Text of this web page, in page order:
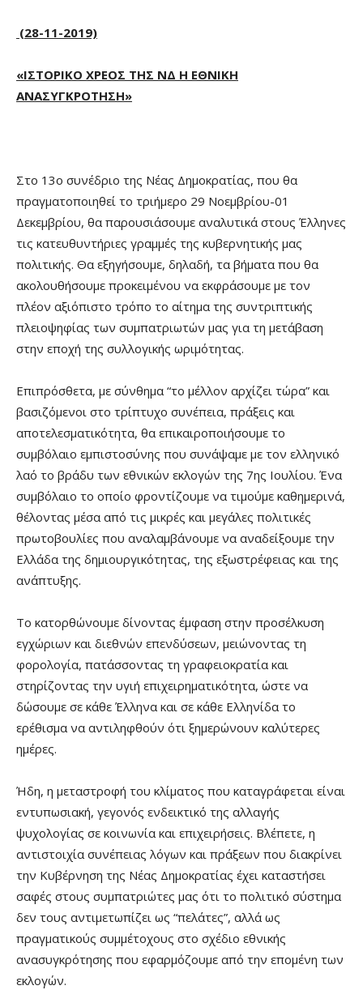
(28-11-2019)
«ΙΣΤΟΡΙΚΟ ΧΡΕΟΣ ΤΗΣ ΝΔ Η ΕΘΝΙΚΗ
ΑΝΑΣΥΓΚΡΟΤΗΣΗ»
Στο 13ο συνέδριο της Νέας Δημοκρατίας, που θα
πραγματοποιηθεί το τριήμερο 29 Νοεμβρίου-01
Δεκεμβρίου, θα παρουσιάσουμε αναλυτικά στους Έλληνες
τις κατευθυντήριες γραμμές της κυβερνητικής μας
πολιτικής. Θα εξηγήσουμε, δηλαδή, τα βήματα που θα
ακολουθήσουμε προκειμένου να εκφράσουμε με τον
πλέον αξιόπιστο τρόπο το αίτημα της συντριπτικής
πλειοψηφίας των συμπατριωτών μας για τη μετάβαση
στην εποχή της συλλογικής ωριμότητας.
Επιπρόσθετα, με σύνθημα “το μέλλον αρχίζει τώρα” και
βασιζόμενοι στο τρίπτυχο συνέπεια, πράξεις και
αποτελεσματικότητα, θα επικαιροποιήσουμε το
συμβόλαιο εμπιστοσύνης που συνάψαμε με τον ελληνικό
λαό το βράδυ των εθνικών εκλογών της 7ης Ιουλίου. Ένα
συμβόλαιο το οποίο φροντίζουμε να τιμούμε καθημερινά,
θέλοντας μέσα από τις μικρές και μεγάλες πολιτικές
πρωτοβουλίες που αναλαμβάνουμε να αναδείξουμε την
Ελλάδα της δημιουργικότητας, της εξωστρέφειας και της
ανάπτυξης.
Το κατορθώνουμε δίνοντας έμφαση στην προσέλκυση
εγχώριων και διεθνών επενδύσεων, μειώνοντας τη
φορολογία, πατάσσοντας τη γραφειοκρατία και
στηρίζοντας την υγιή επιχειρηματικότητα, ώστε να
δώσουμε σε κάθε Έλληνα και σε κάθε Ελληνίδα το
ερέθισμα να αντιληφθούν ότι ξημερώνουν καλύτερες
ημέρες.
Ήδη, η μεταστροφή του κλίματος που καταγράφεται είναι
εντυπωσιακή, γεγονός ενδεικτικό της αλλαγής
ψυχολογίας σε κοινωνία και επιχειρήσεις. Βλέπετε, η
αντιστοιχία συνέπειας λόγων και πράξεων που διακρίνει
την Κυβέρνηση της Νέας Δημοκρατίας έχει καταστήσει
σαφές στους συμπατριώτες μας ότι το πολιτικό σύστημα
δεν τους αντιμετωπίζει ως “πελάτες”, αλλά ως
πραγματικούς συμμέτοχους στο σχέδιο εθνικής
ανασυγκρότησης που εφαρμόζουμε από την επομένη των
εκλογών.